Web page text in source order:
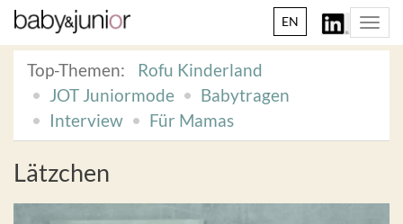
EN
Top-Themen:
Rofu Kinderland
JOT Juniormode
Babytragen
Interview
Für Mamas
Lätzchen